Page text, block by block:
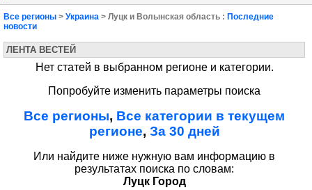
Все регионы > Украина > Луцк и Волынская область : Последние
новости
ЛЕНТА ВЕСТЕЙ
Нет статей в выбранном регионе и категории.
Попробуйте изменить параметры поиска
Все регионы, Все категории в текущем
регионе, За 30 дней
Или найдите ниже нужную вам информацию в
результатах поиска по словам:
Луцк Город